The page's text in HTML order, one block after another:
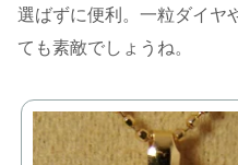
選ばずに便利。一粒ダイヤ
ても素敵でしょうね。